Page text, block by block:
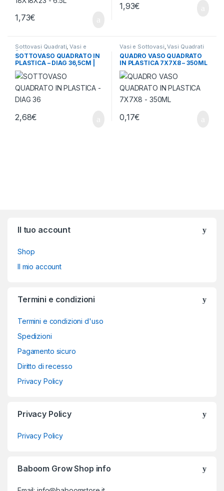
1,73€
1,93€
Sottovasi Quadrati,Vasi e
Sottovasi
SOTTOVASO QUADRATO IN
PLASTICA – DIAG 36,5CM |
BASE 26X26 CM (X VASO
30L)
2,68€
Vasi e Sottovasi,Vasi Quadrati
QUADRO VASO QUADRATO
IN PLASTICA 7X7X8 – 350ML
0,17€
Il tuo account
Shop
Il mio account
Termini e condizioni
Termini e condizioni d'uso
Spedizioni
Pagamento sicuro
Diritto di recesso
Privacy Policy
Privacy Policy
Privacy Policy
Baboom Grow Shop info